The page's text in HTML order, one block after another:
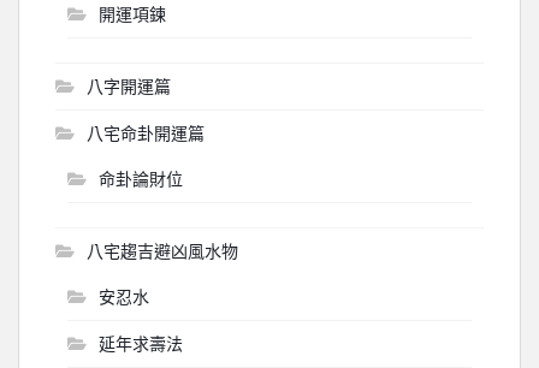
開運項鍊
八字開運篇
八宅命卦開運篇
命卦論財位
八宅趨吉避凶風水物
安忍水
延年求壽法